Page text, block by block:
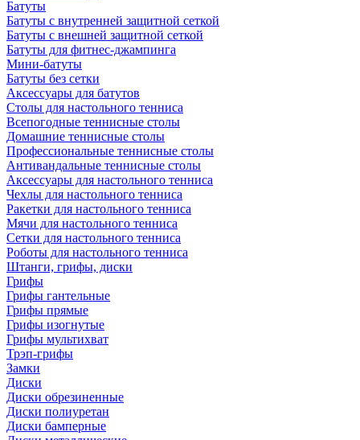
Батуты
Батуты с внутренней защитной сеткой
Батуты с внешней защитной сеткой
Батуты для фитнес-джампинга
Мини-батуты
Батуты без сетки
Аксессуары для батутов
Столы для настольного тенниса
Всепогодные теннисные столы
Домашние теннисные столы
Профессиональные теннисные столы
Антивандальные теннисные столы
Аксессуары для настольного тенниса
Чехлы для настольного тенниса
Ракетки для настольного тенниса
Мячи для настольного тенниса
Сетки для настольного тенниса
Роботы для настольного тенниса
Штанги, грифы, диски
Грифы
Грифы гантельные
Грифы прямые
Грифы изогнутые
Грифы мультихват
Трэп-грифы
Замки
Диски
Диски обрезиненные
Диски полиуретан
Диски бамперные